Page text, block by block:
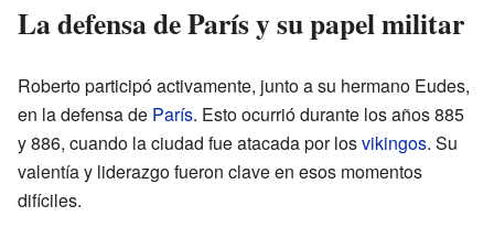
La defensa de París y su papel militar
Roberto participó activamente, junto a su hermano Eudes,
en la defensa de París. Esto ocurrió durante los años 885
y 886, cuando la ciudad fue atacada por losvikingos. Su
valentía y liderazgo fueron clave en esos momentos
difíciles.